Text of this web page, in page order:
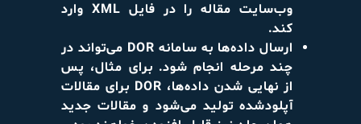
وب‌سایت مقاله را در فایل XML وارد
کند.
ارسال داده‌ها به سامانه DOR می‌تواند در
چند مرحله انجام شود. برای مثال، پس
از نهایی شدن داده‌ها، DOR برای مقالات
آپلودشده تولید می‌شود و مقالات جدید